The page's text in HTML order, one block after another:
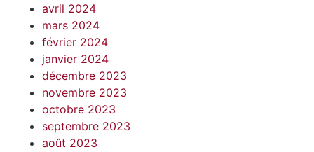
avril 2024
mars 2024
février 2024
janvier 2024
décembre 2023
novembre 2023
octobre 2023
septembre 2023
août 2023